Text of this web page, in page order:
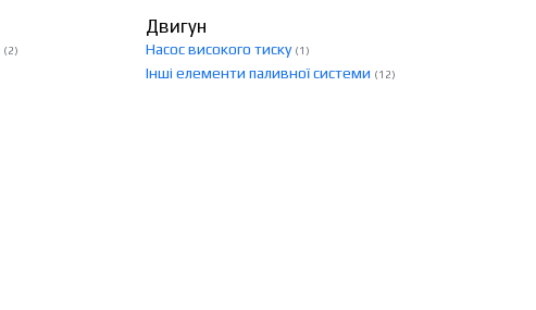
(2)
Двигун
Насос високого тиску (1)
Інші елементи паливної системи (12)